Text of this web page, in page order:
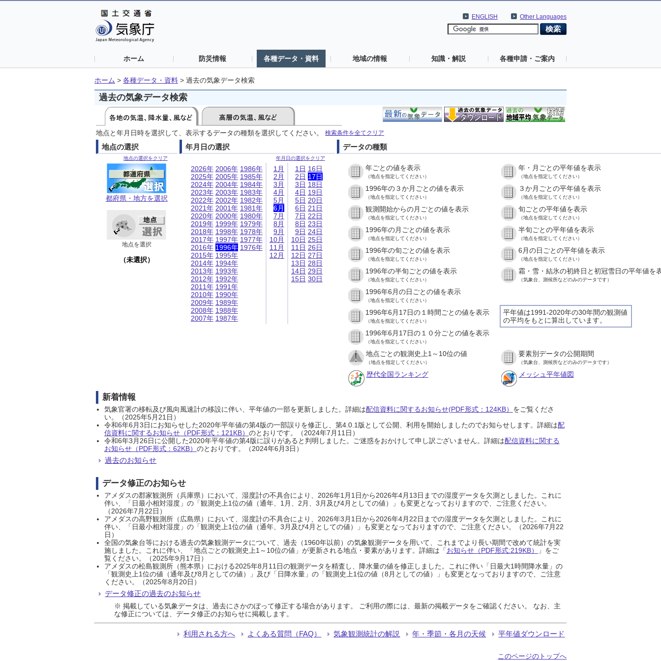
Other Languages
ENGLISH
ホーム 防災情報 各種データ・資料 地域の情報 知識・解説 各種申請・ご案内
ホーム > 各種データ・資料 > 過去の気象データ検索
過去の気象データ検索
地点と年月日時を選択して、表示するデータの種類を選択してください。 検索条件を全てクリア
地点の選択
地点の選択をクリア
都府県・地方を選択
地点を選択
（未選択）
年月日の選択
年月日の選択をクリア
2026年
2025年
2024年
2023年
2022年
2021年
2020年
2019年
2018年
2017年
2016年
2015年
2014年
2013年
2012年
2011年
2010年
2009年
2008年
2007年
2006年
2005年
2004年
2003年
2002年
2001年
2000年
1999年
1998年
1997年
1996年
1995年
1994年
1993年
1992年
1991年
1990年
1989年
1988年
1987年
1986年
1985年
1984年
1983年
1982年
1981年
1980年
1979年
1978年
1977年
1976年
1月
2月
3月
4月
5月
6月
7月
8月
9月
10月
11月
12月
1日
2日
3日
4日
5日
6日
7日
8日
9日
10日
11日
12日
13日
14日
15日
16日
17日
18日
19日
20日
21日
22日
23日
24日
25日
26日
27日
28日
29日
30日
データの種類
年ごとの値を表示
（地点を指定してください）
年・月ごとの平年値を表示
（地点を指定してください）
1996年の３か月ごとの値を表示
（地点を指定してください）
３か月ごとの平年値を表示
（地点を指定してください）
観測開始からの月ごとの値を表示
（地点を指定してください）
旬ごとの平年値を表示
（地点を指定してください）
1996年の月ごとの値を表示
（地点を指定してください）
半旬ごとの平年値を表示
（地点を指定してください）
1996年の旬ごとの値を表示
（地点を指定してください）
6月の日ごとの平年値を表示
（地点を指定してください）
1996年の半旬ごとの値を表示
（地点を指定してください）
霜・雪・結氷の初終日と初冠雪日の平年値を
（気象台、測候所などのみのデータです）
1996年6月の日ごとの値を表示
（地点を指定してください）
平年値は1991-2020年の30年間の観測値
の平均をもとに算出しています。
1996年6月17日の１時間ごとの値を表示
（地点を指定してください）
1996年6月17日の１０分ごとの値を表示
（地点を指定してください）
地点ごとの観測史上1～10位の値
（地点を指定してください）
要素別データの公開期間
（気象台、測候所などのみのデータです）
歴代全国ランキング メッシュ平年値図
新着情報
気象官署の移転及び風向風速計の移設に伴い、平年値の一部を更新しました。詳細は配信資料に関するお知らせ(PDF形式：124KB） をご覧くださ
い。（2025年5月21日）
令和6年6月3日にお知らせした2020年平年値の第4版の一部誤りを修正し、第4.0.1版として公開、利用を開始しましたのでお知らせします。詳細は配
信資料に関するお知らせ（PDF形式：121KB） のとおりです。（2024年7月11日）
令和6年3月26日に公開した2020年平年値の第4版に誤りがあると判明しました。ご迷惑をおかけして申し訳ございません。詳細は配信資料に関する
お知らせ（PDF形式：62KB） のとおりです。（2024年6月3日）
過去のお知らせ
データ修正のお知らせ
アメダスの郡家観測所（兵庫県）において、湿度計の不具合により、2026年1月1日から2026年4月13日までの湿度データを欠測としました。これに
伴い、「日最小相対湿度」の「観測史上1位の値（通年、1月、2月、3月及び4月としての値）」も変更となっておりますので、ご注意ください。
（2026年7月22日）
アメダスの高野観測所（広島県）において、湿度計の不具合により、2026年3月1日から2026年4月22日までの湿度データを欠測としました。これに
伴い、「日最小相対湿度」の「観測史上1位の値（通年、3月及び4月としての値）」も変更となっておりますので、ご注意ください。（2026年7月22
日）
全国の気象台等における過去の気象観測データについて、過去（1960年以前）の気象観測データを用いて、これまでより長い期間で改めて統計を実
施しました。これに伴い、「地点ごとの観測史上1～10位の値」が更新される地点・要素があります。詳細は「お知らせ（PDF形式:219KB）
」をご
覧ください。（2025年9月17日）
アメダスの松島観測所（熊本県）における2025年8月11日の観測データを精査し、降水量の値を修正しました。これに伴い「日最大1時間降水量」の
「観測史上1位の値（通年及び8月としての値）」及び「日降水量」の「観測史上1位の値（8月としての値）」も変更となっておりますので、ご注意
ください。（2025年8月20日）
データ修正の過去のお知らせ
※ 掲載している気象データは、過去にさかのぼって修正する場合があります。 ご利用の際には、最新の掲載データをご確認ください。 なお、主
な修正については、データ修正のお知らせに掲載します。
利用される方へ よくある質問（FAQ） 気象観測統計の解説 年・季節・各月の天候 平年値ダウンロード
このページのトップへ